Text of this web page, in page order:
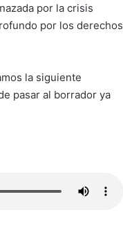
por la crisis
por los derechos
la siguiente
pasar al borrador ya